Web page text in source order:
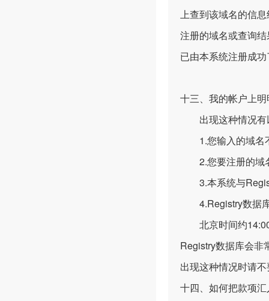
上查到该域名的信
注册的域名或查询
已由本系统注册成功
十三、我的帐户上
出现这种情况有
1.您输入的域名
2.您要注册的域
3.本系统与
4.Registry数据
北京时间约
Registry数据库会非
出现这种情况时请
十四、如何把款项